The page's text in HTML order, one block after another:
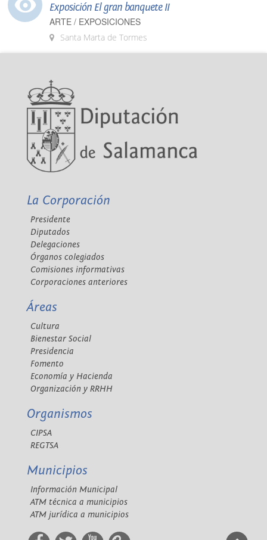
Exposición El gran banquete II
ARTE / EXPOSICIONES
Santa Marta de Tormes
La Corporación
Presidente
Diputados
Delegaciones
Órganos colegiados
Comisiones informativas
Corporaciones anteriores
Áreas
Cultura
Bienestar Social
Presidencia
Fomento
Economía y Hacienda
Organización y RRHH
Organismos
CIPSA
REGTSA
Municipios
Información Municipal
ATM técnica a municipios
ATM jurídica a municipios